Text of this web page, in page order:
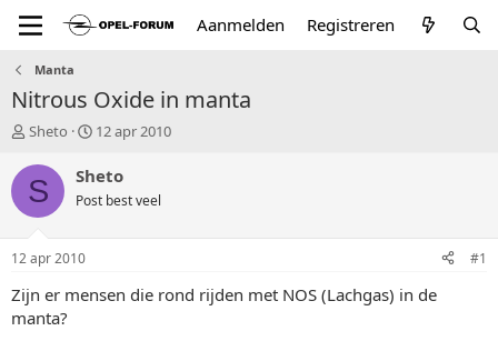
Aanmelden Registreren
Manta
Nitrous Oxide in manta
T
p
i
a
r
t
e
Sheto
S
a
t
u
12 apr 2010
S Sheto
Post best veel
12 apr 2010 #1
Zijn er mensen die rond rijden met NOS (Lachgas) in de
manta?